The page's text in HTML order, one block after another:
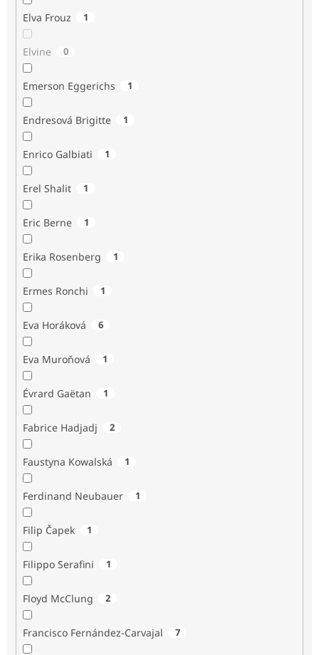
Elva Frouz 1
Elvine 0
Emerson Eggerichs 1
Endresová Brigitte 1
Enrico Galbiati 1
Erel Shalit 1
Eric Berne 1
Erika Rosenberg 1
Ermes Ronchi 1
Eva Horáková 6
Eva Muroňová 1
Évrard Gaëtan 1
Fabrice Hadjadj 2
Faustyna Kowalská 1
Ferdinand Neubauer 1
Filip Čapek 1
Filippo Serafini 1
Floyd McClung 2
Francisco Fernández-Carvajal 7